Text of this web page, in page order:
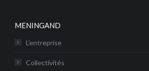
MENINGAND
L’entreprise
Collectivités